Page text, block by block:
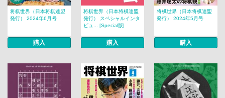
将棋世界（日本将棋連盟
発行） 2024年6月号
購入
将棋世界（日本将棋連盟
発行） スペシャルインタ
ビュ... [Special版]
購入
将棋世界（日本将棋連盟
発行） 2024年5月号
購入